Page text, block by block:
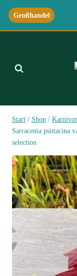
Zum
Inhalt
springen
Großhandel
Start / Shop /
Sarracenia psittacina
selectionﾠ